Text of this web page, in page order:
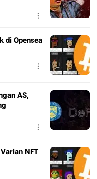
di Opensea
AS,
NFT